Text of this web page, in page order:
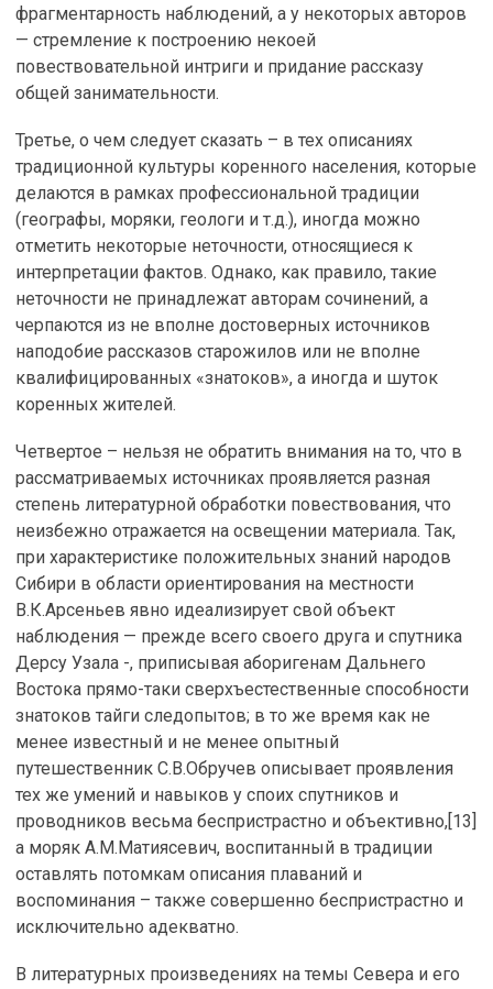
фрагментарность наблюдений, а у некоторых авторов
— стремление к построению некоей
повествовательной интриги и придание рассказу
общей занимательности.
Третье, о чем следует сказать – в тех описаниях
традиционной культуры коренного населения, которые
делаются в рамках профессиональной традиции
(географы, моряки, геологи и т.д.), иногда можно
отметить некоторые неточности, относящиеся к
интерпретации фактов. Однако, как правило, такие
неточности не принадлежат авторам сочинений, а
черпаются из не вполне достоверных источников
наподобие рассказов старожилов или не вполне
квалифицированных «знатоков», а иногда и шуток
коренных жителей.
Четвертое – нельзя не обратить внимания на то, что в
рассматриваемых источниках проявляется разная
степень литературной обработки повествования, что
неизбежно отражается на освещении материала. Так,
при характеристике положительных знаний народов
Сибири в области ориентирования на местности
В.К.Арсеньев явно идеализирует свой объект
наблюдения — прежде всего своего друга и спутника
Дерсу Узала -, приписывая аборигенам Дальнего
Востока прямо-таки сверхъестественные способности
знатоков тайги следопытов; в то же время как не
менее известный и не менее опытный
путешественник С.В.Обручев описывает проявления
тех же умений и навыков у споих спутников и
проводников весьма беспристрастно и объективно,[13]
а моряк А.М.Матиясевич, воспитанный в традиции
оставлять потомкам описания плаваний и
воспоминания – также совершенно беспристрастно и
исключительно адекватно.
В литературных произведениях на темы Севера и его